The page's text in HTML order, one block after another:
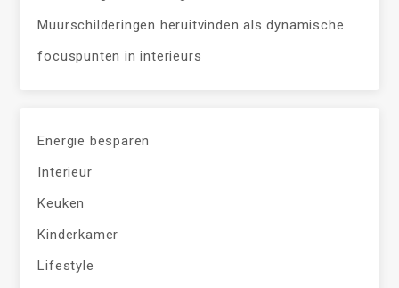
Muurschilderingen heruitvinden als dynamische
focuspunten in interieurs
Energie besparen
Interieur
Keuken
Kinderkamer
Lifestyle